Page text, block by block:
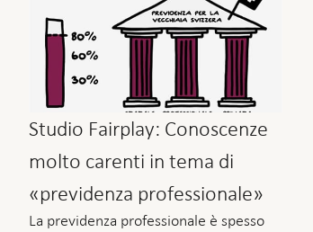
Studio Fairplay: Conoscenze
molto carenti in tema di
«previdenza professionale»
La previdenza professionale è spesso